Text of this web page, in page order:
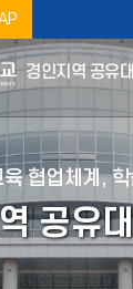
경인지역 공유
협업체계,
공유